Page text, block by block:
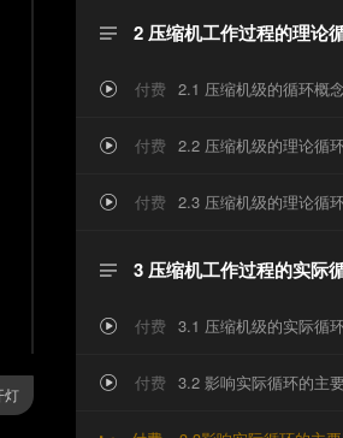
灯
 2 压缩机工作过程的理论
 付费 2.1 压缩机级的循环概念
 付费 2.2 压缩机级的理论循
 付费 2.3 压缩机级的理论循
 3 压缩机工作过程的实际
 付费 3.1 压缩机级的实际循
 付费 3.2 影响实际循环的主